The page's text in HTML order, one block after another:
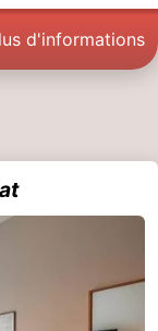
d'informations